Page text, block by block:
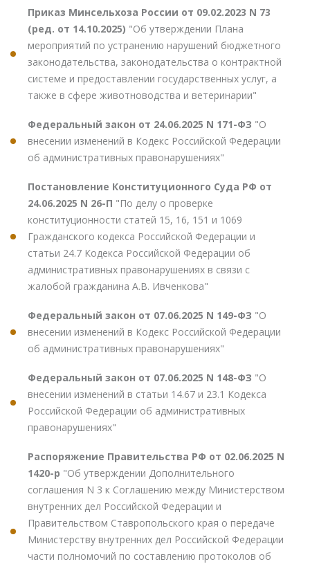
Приказ Минсельхоза России от 09.02.2023 N 73
(ред. от 14.10.2025) "Об утверждении Плана
мероприятий по устранению нарушений бюджетного
законодательства, законодательства о контрактной
системе и предоставлении государственных услуг, а
также в сфере животноводства и ветеринарии"
Федеральный закон от 24.06.2025 N 171-ФЗ "О
внесении изменений в Кодекс Российской Федерации
об административных правонарушениях"
Постановление Конституционного Суда РФ от
24.06.2025 N 26-П "По делу о проверке
конституционности статей 15, 16, 151 и 1069
Гражданского кодекса Российской Федерации и
статьи 24.7 Кодекса Российской Федерации об
административных правонарушениях в связи с
жалобой гражданина А.В. Ивченкова"
Федеральный закон от 07.06.2025 N 149-ФЗ "О
внесении изменений в Кодекс Российской Федерации
об административных правонарушениях"
Федеральный закон от 07.06.2025 N 148-ФЗ "О
внесении изменений в статьи 14.67 и 23.1 Кодекса
Российской Федерации об административных
правонарушениях"
Распоряжение Правительства РФ от 02.06.2025 N
1420-р "Об утверждении Дополнительного
соглашения N 3 к Соглашению между Министерством
внутренних дел Российской Федерации и
Правительством Ставропольского края о передаче
Министерству внутренних дел Российской Федерации
части полномочий по составлению протоколов об